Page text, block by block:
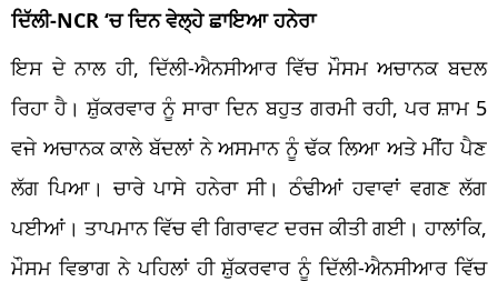
ਦਿੱਲੀ-NCR ‘ਚ ਦਿਨ ਵੇਲ੍ਹੇ ਛਾਇਆ ਹਨੇਰਾ
ਇਸ ਦੇ ਨਾਲ ਹੀ, ਦਿੱਲੀ-ਐਨਸੀਆਰ ਵਿੱਚ ਮੌਸਮ ਅਚਾਨਕ ਬਦਲ
ਰਿਹਾ ਹੈ। ਸ਼ੁੱਕਰਵਾਰ ਨੂੰ ਸਾਰਾ ਦਿਨ ਬਹੁਤ ਗਰਮੀ ਰਹੀ, ਪਰ ਸ਼ਾਮ 5
ਵਜੇ ਅਚਾਨਕ ਕਾਲੇ ਬੱਦਲਾਂ ਨੇ ਅਸਮਾਨ ਨੂੰ ਢੱਕ ਲਿਆ ਅਤੇ ਮੀਂਹ ਪੈਣ
ਲੱਗ ਪਿਆ। ਚਾਰੇ ਪਾਸੇ ਹਨੇਰਾ ਸੀ। ਠੰਢੀਆਂ ਹਵਾਵਾਂ ਵਗਣ ਲੱਗ
ਪਈਆਂ। ਤਾਪਮਾਨ ਵਿੱਚ ਵੀ ਗਿਰਾਵਟ ਦਰਜ ਕੀਤੀ ਗਈ। ਹਾਲਾਂਕਿ,
ਮੌਸਮ ਵਿਭਾਗ ਨੇ ਪਹਿਲਾਂ ਹੀ ਸ਼ੁੱਕਰਵਾਰ ਨੂੰ ਦਿੱਲੀ-ਐਨਸੀਆਰ ਵਿੱਚ